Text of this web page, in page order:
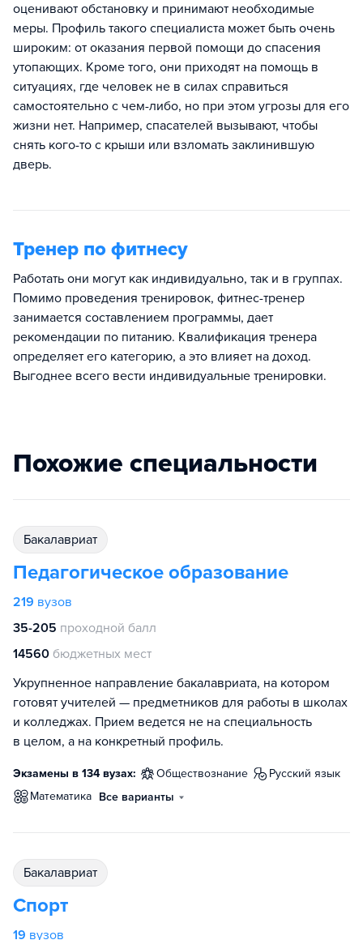
оценивают обстановку и принимают необходимые
меры. Профиль такого специалиста может быть очень
широким: от оказания первой помощи до спасения
утопающих. Кроме того, они приходят на помощь в
ситуациях, где человек не в силах справиться
самостоятельно с чем-либо, но при этом угрозы для его
жизни нет. Например, спасателей вызывают, чтобы
снять кого-то с крыши или взломать заклинившую
дверь.
Тренер по фитнесу
Работать они могут как индивидуально, так и в группах.
Помимо проведения тренировок, фитнес-тренер
занимается составлением программы, дает
рекомендации по питанию. Квалификация тренера
определяет его категорию, а это влияет на доход.
Выгоднее всего вести индивидуальные тренировки.
Похожие специальности
бакалавриат
Педагогическое образование
219 вузов
35-205 проходной балл
14560 бюджетных мест
Укрупненное направление бакалавриата, на котором
готовят учителей — предметников для работы в школах
и колледжах. Прием ведется не на специальность
в целом, а на конкретный профиль.
Экзамены в 134 вузах: обществознание
русский язык
математика Все варианты
бакалавриат
Спорт
19 вузов